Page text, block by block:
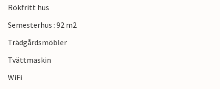
Rökfritt hus
Semesterhus : 92 m2
Trädgårdsmöbler
Tvättmaskin
WiFi